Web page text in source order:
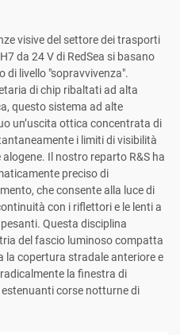
visive del settore dei trasporti
da 24 V di RedSea si basano
di livello "sopravvivenza".
di chip ribaltati ad alta
questo sistema ad alte
un’uscita ottica concentrata di
i limiti di visibilità
Il nostro reparto R&S ha
preciso di
che consente alla luce di
con i riflettori e le lenti a
Questa disciplina
del fascio luminoso compatta
la copertura stradale anteriore e
la finestra di
estenuanti corse notturne di